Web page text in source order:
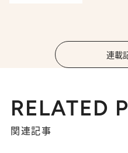
連載
RELATED
関連記事